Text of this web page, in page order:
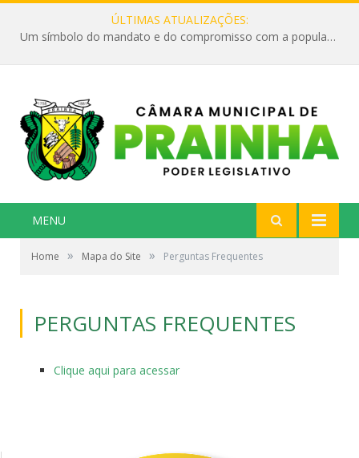
ÚLTIMAS ATUALIZAÇÕES:
Um símbolo do mandato e do compromisso com a população
MENU
Home » Mapa do Site » Perguntas Frequentes
PERGUNTAS FREQUENTES
Clique aqui para acessar